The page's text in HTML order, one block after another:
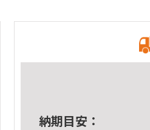
納期目安：